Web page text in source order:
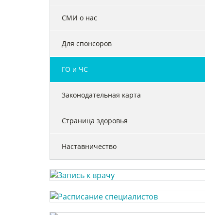
СМИ о нас
Для спонсоров
ГО и ЧС
Законодательная карта
Страница здоровья
Наставничество